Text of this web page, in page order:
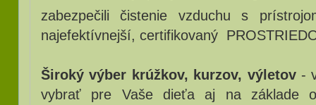
zabezpečili čistenie vzduchu s
najefektívnejší, certifikovaný
Široký výber krúžkov, kurzov, výletov- v
vybrať pre Vaše dieťa aj na základe